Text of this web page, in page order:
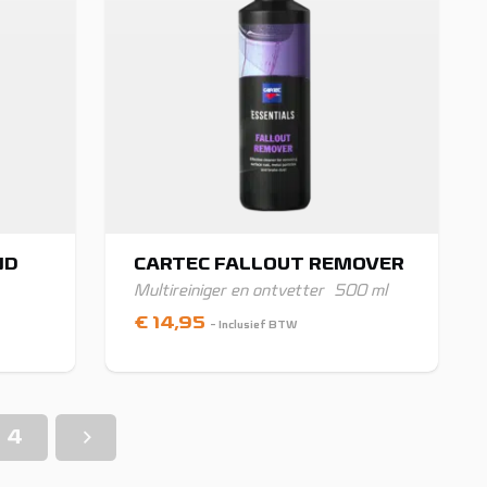
CARTEC FALLOUT REMOVER
Multireiniger en ontvetter 500 ml
€14,95 - Inclusief BTW
4